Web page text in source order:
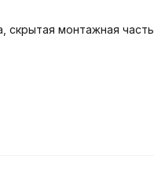
скрытая монтажная часть,